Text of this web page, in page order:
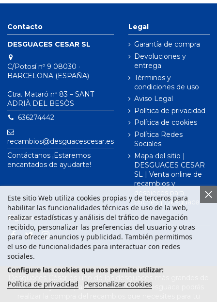
Contacto
DESGUACES CESAR SL
C/Potosí nº 9 08030 ·
BARCELONA (ESPAÑA)
Ctra. Mataró nº 83 – SANT
ADRIÀ DEL BESÒS
636274442
recambios@desguacescesar.es
Contáctanos ¡Estaremos
encantados de ayudarte!
Legal
Garantía de compra
Devoluciones y
entrega
Términos y
condiciones de uso
Aviso Legal
Política de privacidad
Política de cookies
Política Redes
Sociales
Mapa del sitio |
DESGUACES CESAR
SL | Venta online de
recambios y
despieces para
coches | Desguace
Este sitio Web utiliza cookies propias y de terceros para
habilitar las funcionalidades técnicas de uso de la web,
realizar estadísticas y análisis del tráfico de navegación
recibido, personalizar las preferencias del usuario y otras
para ofrecer anuncios y publicidad. También permitimos
el uso de funcionalidades para interactuar con redes
sociales.
Configure las cookies que nos permite utilizar:
Política de privacidad Personalizar cookies
Síguenos en
Barcelona y de España. Desde nuestro desguace podrás